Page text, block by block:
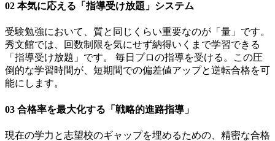
02 本気に応える「指導受け放題」システム
受験勉強において、質と同じくらい重要なのが「量」です。
秀文館では、回数制限を気にせず納得いくまで学習できる
「指導受け放題」です。 毎日プロの指導を受ける。この圧
倒的な学習時間が、短期間での偏差値アップと逆転合格を可
能にします。
03 合格率を最大化する「戦略的進路指導」
現在の学力と志望校のギャップを埋めるための、精密な合格